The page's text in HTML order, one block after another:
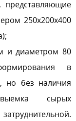
представляющие
250х200х400
и диаметром 80
в
но без наличия
сырых